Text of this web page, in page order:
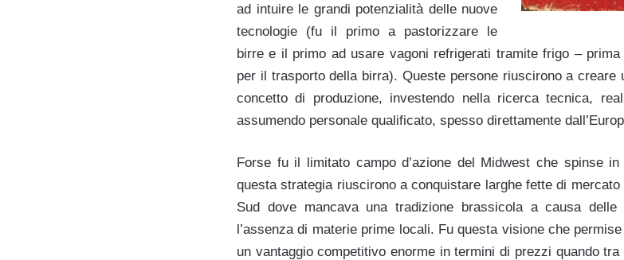
ad intuire le grandi potenzialità delle nuove
tecnologie (fu il primo a pastorizzare le
birre e il primo ad usare vagoni refrigerati tramite frigo –
per il trasporto della birra). Queste persone riuscirono a creare
concetto di produzione, investendo nella ricerca tecnica,
assumendo personale qualificato, spesso direttamente
Forse fu il limitato campo d’azione del Midwest che spinse
questa strategia riuscirono a conquistare larghe fette di
Sud dove mancava una tradizione brassicola a causa
l’assenza di materie prime locali. Fu questa visione che
un vantaggio competitivo enorme in termini di prezzi quando